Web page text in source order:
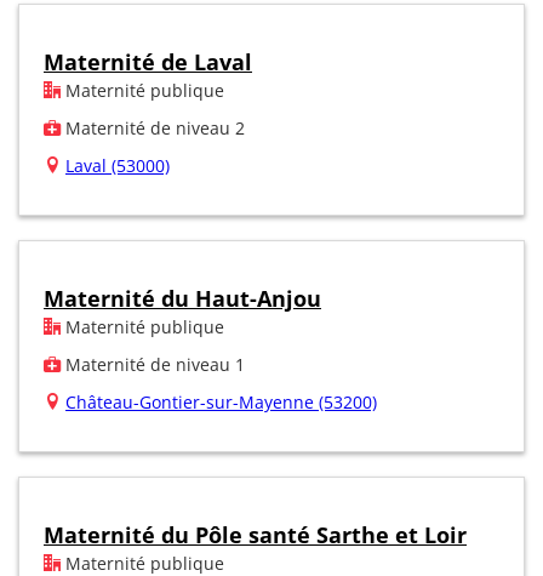
Maternité de Laval
Maternité publique
Maternité de niveau 2
Laval (53000)
Maternité du Haut-Anjou
Maternité publique
Maternité de niveau 1
Château-Gontier-sur-Mayenne (53200)
Maternité du Pôle santé Sarthe et Loir
Maternité publique